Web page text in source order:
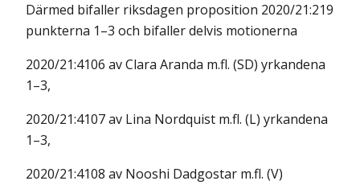
Därmed bifaller riksdagen proposition 2020/21:219
punkterna 1–3 och bifaller delvis motionerna
2020/21:4106 av Clara Aranda m.fl. (SD) yrkandena
1–3,
2020/21:4107 av Lina Nordquist m.fl. (L) yrkandena
1–3,
2020/21:4108 av Nooshi Dadgostar m.fl. (V)